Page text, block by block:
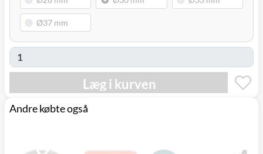
Læg i kurven
Andre købte også